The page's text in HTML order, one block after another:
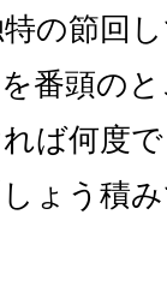
の節回
番頭の
ば何度
ょう積